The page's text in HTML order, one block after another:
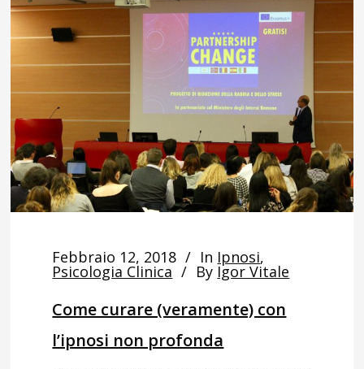
Febbraio 12, 2018 In Ipnosi,
Psicologia Clinica By Igor Vitale
Come curare (veramente) con
l’ipnosi non profonda